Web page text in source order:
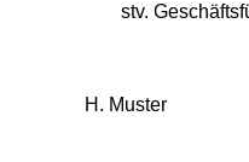
stv.
H. Muster